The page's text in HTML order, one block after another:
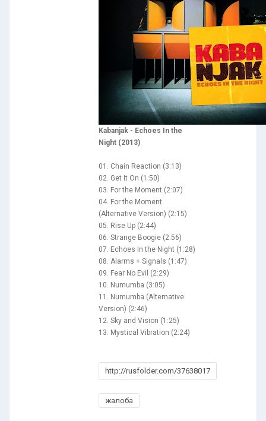
Kabanjak - Echoes In the
Night (2013)
01. Chain Reaction (3:13)
02. Get It On (1:50)
03. For the Moment (2:07)
04. For the Moment
(Alternative Version) (2:15)
05. Rise Up (2:44)
06. Strange Boogie (2:56)
07. Echoes In the Night (1:28)
08. Alarms + Signals (1:47)
09. Fear No Evil (2:29)
10. Numumba (3:05)
11. Numumba (Alternative
Version) (2:46)
12. Sky and Vision (1:25)
13. Mystical Vibration (2:24)
http://rusfolder.com/37638017
жалоба